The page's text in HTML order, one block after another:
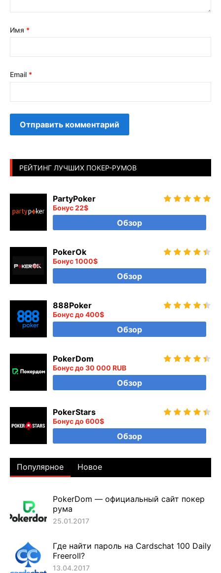
Имя *
Email *
РЕЙТИНГ ЛУЧШИХ ПОКЕР-РУМОВ
PartyPoker
Бонус 22$
Обзор
PokerOk
Бонус 1000$
Обзор
888Poker
Бонус до 400$
Обзор
PokerDom
Бонус до 30 000 RUB
Обзор
PokerStars
Бонус до 600$
Обзор
Популярное Новое
PokerDom — официальный сайт покер
рума
25.01.2017
Где найти пароль на Cardschat 100 Daily
Freeroll?
13.04.2017